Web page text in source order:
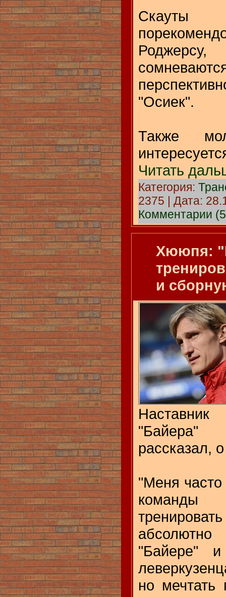
"Осиек".
Также
Читать
Категория:
2375 | Дата:
Комментарии
Хююпя:
и
Наставник
рассказал,
"Меня
"Байере"
но мечтать